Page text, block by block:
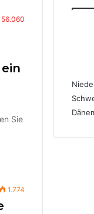
56.060
Sie
1.774